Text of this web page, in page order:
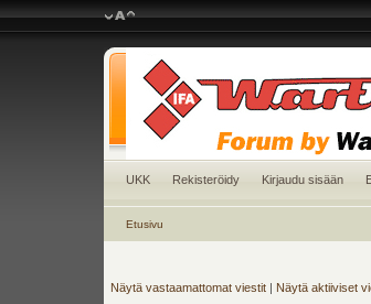
UKK Rekisteröidy Kirjaudu sisään
Etusivu
Näytä vastaamattomat viestit | Näytä aktiiviset